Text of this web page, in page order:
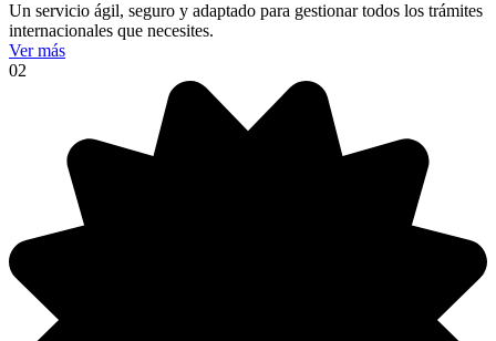
Un servicio ágil, seguro y adaptado para gestionar todos los trámites
internacionales que necesites.
Ver más
02